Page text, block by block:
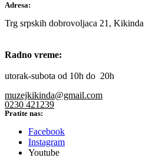
Adresa:
Trg srpskih dobrovoljaca 21, Kikinda
Radno vreme:
utorak-subota od 10h do 20h
muzejkikinda@gmail.com
0230 421239
Pratite nas:
Facebook
Instagram
Youtube